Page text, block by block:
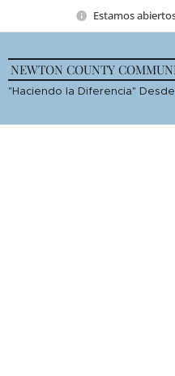
Estamos
NEWTON COUNTY
"Haciendo la Diferencia"